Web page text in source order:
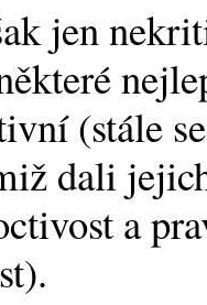
jen
(stále
dali
a